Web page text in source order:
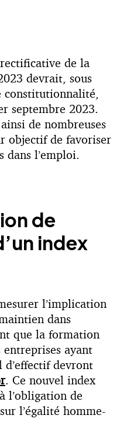
de la
devrait, sous
constitutionnalité,
septembre 2023.
de nombreuses
objectif de favoriser
dans l’emploi.
de
index
l’implication
dans
que la formation
entreprises ayant
devront
. Ce nouvel index
l’obligation de
l’égalité homme-